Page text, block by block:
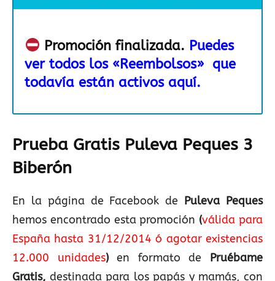
Promoción finalizada. Puedes
ver todos los «Reembolsos» que
todavía están activos aquí.
Prueba Gratis Puleva Peques 3
Biberón
En la página de Facebook de Puleva Peques
hemos encontrado esta promoción (válida para
España hasta 31/12/2014 ó agotar existencias
12.000 unidades)en formato de Pruébame
Gratis, destinada para los papás y mamás, con